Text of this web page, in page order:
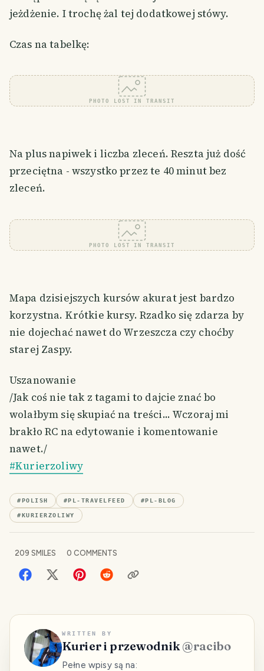
jeżdżenie. I trochę żal tej dodatkowej stówy.
Czas na tabelkę:
PHOTO LOST IN TRANSIT
Na plus napiwek i liczba zleceń. Reszta już dość
przeciętna - wszystko przez te 40 minut bez
zleceń.
PHOTO LOST IN TRANSIT
Mapa dzisiejszych kursów akurat jest bardzo
korzystna. Krótkie kursy. Rzadko się zdarza by
nie dojechać nawet do Wrzeszcza czy choćby
starej Zaspy.
Uszanowanie
/Jak coś nie tak z tagami to dajcie znać bo
wolałbym się skupiać na treści... Wczoraj mi
brakło RC na edytowanie i komentowanie
nawet./
#Kurierzoliwy
#POLISH #PL-TRAVELFEED #PL-BLOG
#KURIERZOLIWY
209 SMILES 0 COMMENTS
WRITTEN BY
Kurier i przewodnik @racibo
Pełne wpisy są na: